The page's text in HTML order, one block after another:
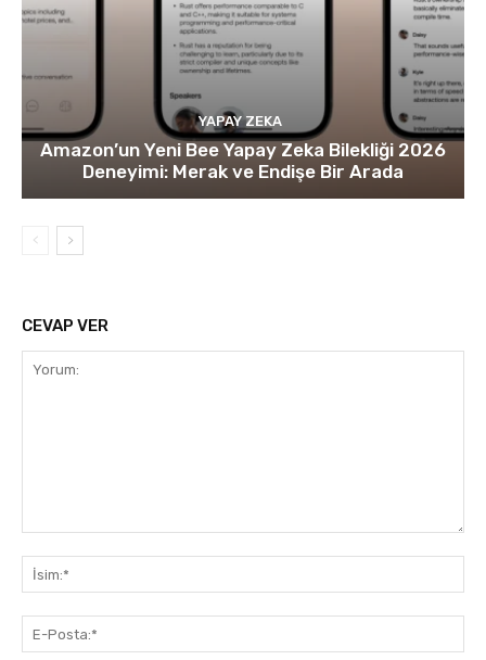
YAPAY ZEKA
Amazon’un Yeni Bee Yapay Zeka Bilekliği 2026
Deneyimi: Merak ve Endişe Bir Arada
CEVAP VER